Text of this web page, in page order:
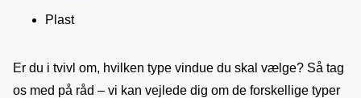
Plast
Er du i tvivl om, hvilken type vindue du skal vælge? Så tag
os med på råd – vi kan vejlede dig om de forskellige typer